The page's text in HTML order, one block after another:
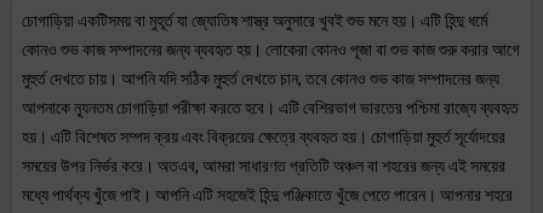
চোগাড়িয়া একটিসময় বা মুহূর্ত যা জ্যোতিষ শাস্ত্র অনুসারে খুবই শুভ মনে হয়। এটি হিন্দু ধর্মে
কোনও শুভ কাজ সম্পাদনের জন্য ব্যবহৃত হয়। লোকেরা কোনও পূজা বা শুভ কাজ শুরু করার আগে
মুহুর্ত দেখতে চায়। আপনি যদি সঠিক মুহুর্ত দেখতে চান, তবে কোনও শুভ কাজ সম্পাদনের জন্য
আপনাকে ন্যূনতম চোগাড়িয়া পরীক্ষা করতে হবে। এটি বেশিরভাগ ভারতের পশ্চিমা রাজ্যে ব্যবহৃত
হয়। এটি বিশেষত সম্পদ ক্রয় এবং বিক্রয়ের ক্ষেত্রে ব্যবহৃত হয়। চোগাড়িয়া মুহুর্ত সূর্যোদয়ের
সময়ের উপর নির্ভর করে। অতএব, আমরা সাধারণত প্রতিটি অঞ্চল বা শহরের জন্য এই সময়ের
মধ্যে পার্থক্য খুঁজে পাই। আপনি এটি সহজেই হিন্দু পঞ্জিকাতে খুঁজে পেতে পারেন। আপনার শহরে